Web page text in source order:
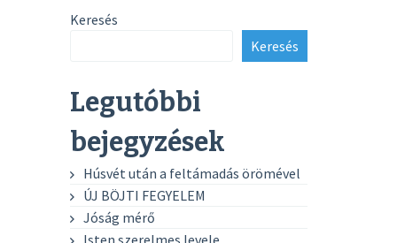
Keresés
Keresés
Legutóbbi
bejegyzések
Húsvét után a feltámadás örömével
ÚJ BÖJTI FEGYELEM
Jóság mérő
Isten szerelmes levele